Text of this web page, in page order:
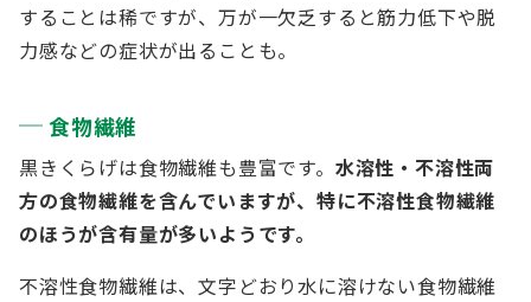
することは稀ですが、万が一欠乏すると筋力低下や脱
力感などの症状が出ることも。
食物繊維
黒きくらげは食物繊維も豊富です。 水溶性・不溶性両
方の食物繊維を含んでいますが、特に不溶性食物繊維
のほうが含有量が多いようです。
不溶性食物繊維は、文字どおり水に溶けない食物繊維